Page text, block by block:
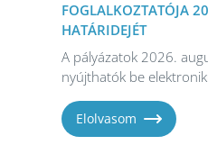
FOGLALKOZTATÓJA
HATÁRIDEJÉT
A pályázatok 2026.
nyújthatók be
Elolvasom